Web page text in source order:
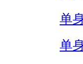
单
单